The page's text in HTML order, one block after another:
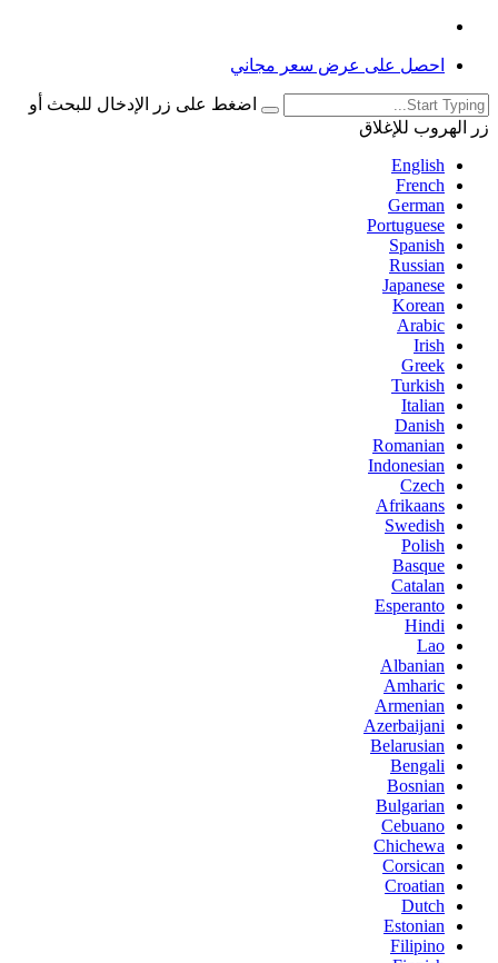
احصل على عرض سعر مجاني
اضغط على زر الإدخال للبحث أو
زر الهروب للإغلاق
English
French
German
Portuguese
Spanish
Russian
Japanese
Korean
Arabic
Irish
Greek
Turkish
Italian
Danish
Romanian
Indonesian
Czech
Afrikaans
Swedish
Polish
Basque
Catalan
Esperanto
Hindi
Lao
Albanian
Amharic
Armenian
Azerbaijani
Belarusian
Bengali
Bosnian
Bulgarian
Cebuano
Chichewa
Corsican
Croatian
Dutch
Estonian
Filipino